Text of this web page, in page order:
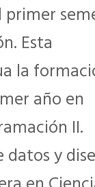
Esta
la
año en
II.
y